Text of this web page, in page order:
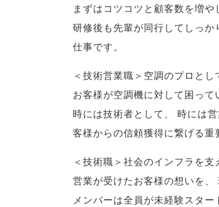
まずはコツコツと顧客数を増や
研修後も先輩が同行してしっか
仕事です。
＜技術営業職＞空調のプロとし
お客様が空調機に対して困っ
時には技術者として 、 時には
客様からの信頼獲得に繋げる重
＜技術職＞社会のインフラを
営業が受けたお客様の想いを、
メンバーは全員が未経験スター